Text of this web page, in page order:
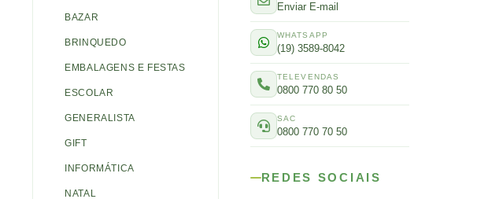
BAZAR
BRINQUEDO
EMBALAGENS E FESTAS
ESCOLAR
GENERALISTA
GIFT
INFORMÁTICA
NATAL
Enviar E-mail
WHATSAPP
(19) 3589-8042
TELEVENDAS
0800 770 80 50
SAC
0800 770 70 50
REDES SOCIAIS